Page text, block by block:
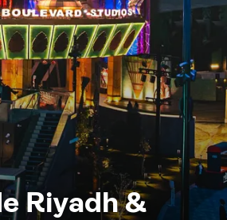
Riyadh &